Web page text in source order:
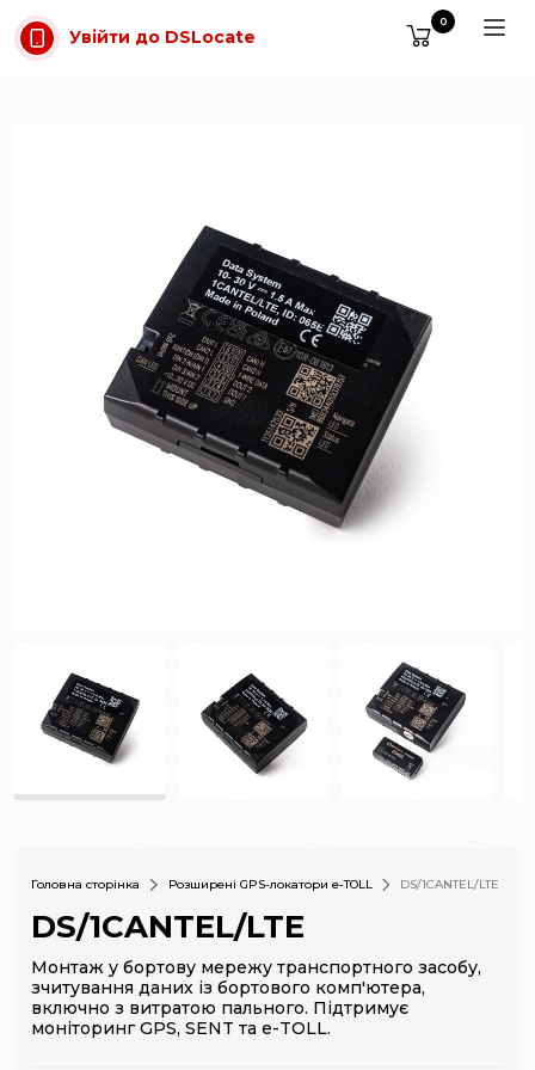
Перейти до основного вмісту
Увійти до DSLocate
0
Головна сторінка Розширені GPS-локатори e-TOLL DS/1CANTEL/LTE
DS/1CANTEL/LTE
Монтаж у бортову мережу транспортного засобу,
зчитування даних із бортового комп'ютера,
включно з витратою пального. Підтримує
моніторинг GPS, SENT та e-TOLL.